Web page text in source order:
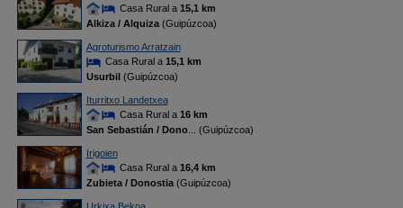
Casa Rural a 15,1 km
Alkiza / Alquiza(Guipúzcoa)
Agroturismo Arratzain
Casa Rural a 15,1 km
Usurbil(Guipúzcoa)
Iturritxo Landetxea
Casa Rural a 16 km
San Sebastián / Dono... (Guipúzcoa)
Irigoien
Casa Rural a 16,4 km
Zubieta / Donostia(Guipúzcoa)